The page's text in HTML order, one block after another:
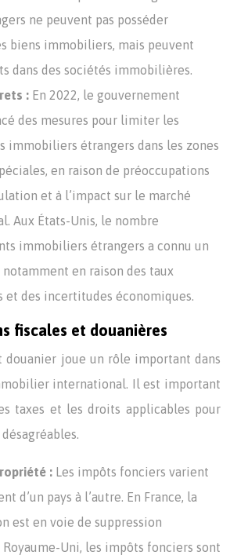
ne peuvent pas posséder
biens immobiliers, mais peuvent
dans des sociétés immobilières.
: En 2022, le gouvernement
des mesures pour limiter les
immobiliers étrangers dans les zones
en raison de préoccupations
et à l’impact sur le marché
Aux États-Unis, le nombre
immobiliers étrangers a connu un
en raison des taux
et des incertitudes économiques.
fiscales et douanières
douanier joue un rôle important dans
international. Il est important
taxes et les droits applicables pour
: Les impôts fonciers varient
d’un pays à l’autre. En France, la
est en voie de suppression
Royaume-Uni, les impôts fonciers sont